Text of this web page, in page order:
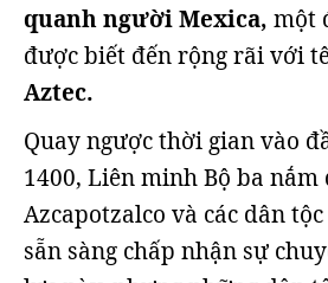
quanh người Mexica, một
được biết đến rộng rãi với
Aztec.
Quay ngược thời gian vào
1400, Liên minh Bộ ba
Azcapotzalco và các dân
sẵn sàng chấp nhận sự